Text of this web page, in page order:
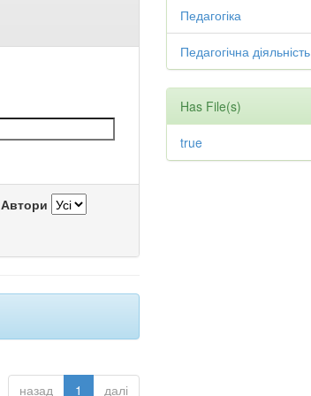
Автори
назад 1 далі
Педагогіка
Педагогічна діяльність
Has File(s)
true